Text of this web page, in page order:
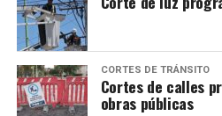
CORTES DE TRÁNSITO
Cortes de calles
obras públicas